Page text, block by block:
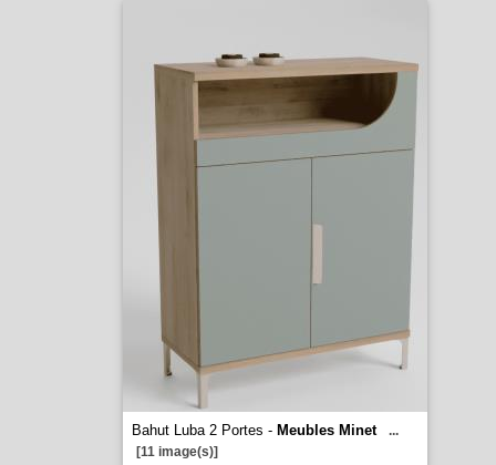
Bahut Luba 2 Portes - Meubles Minet
...
[11 image(s)]